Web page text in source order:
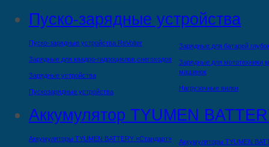
Пуско-зарядные устройства
Пуско-зарядные устройства ReVolter
Зарядные для квадро-гидроциклов,снегоходов
Зарядные устройства
Пускозарядные устройства
Зарядные для батарей
Зарядные для
машинок
Нагрузочные вилки
Аккумулятор TYUMEN
Аккумуляторы TYUMEN BATTERY «Стандарт»
Аккумуляторы TYUMEN